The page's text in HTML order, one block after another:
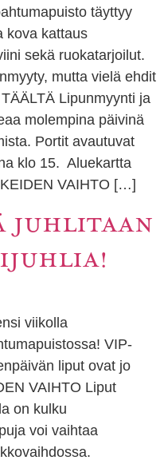
täyttyy
kova kattaus
sekä ruokatarjoilut.
mutta vielä ehdit
Lipunmyynti ja
molempina päivinä
Portit avautuvat
klo 15. Aluekartta
VAIHTO […]
JUHLITAAN
viikolla
VIP-
liput ovat jo
VAIHTO Liput
on kulku
voi vaihtaa